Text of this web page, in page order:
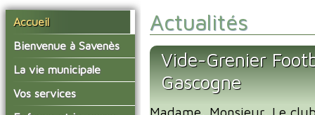
Accueil
Bienvenue à Savenès
Situer Savenès
Savenès en chiffre
L'histoire du village
La vie municipale
Vos élus
Les compte-rendus du
Vos services
Actualités
Vide-Grenier
Gascogne